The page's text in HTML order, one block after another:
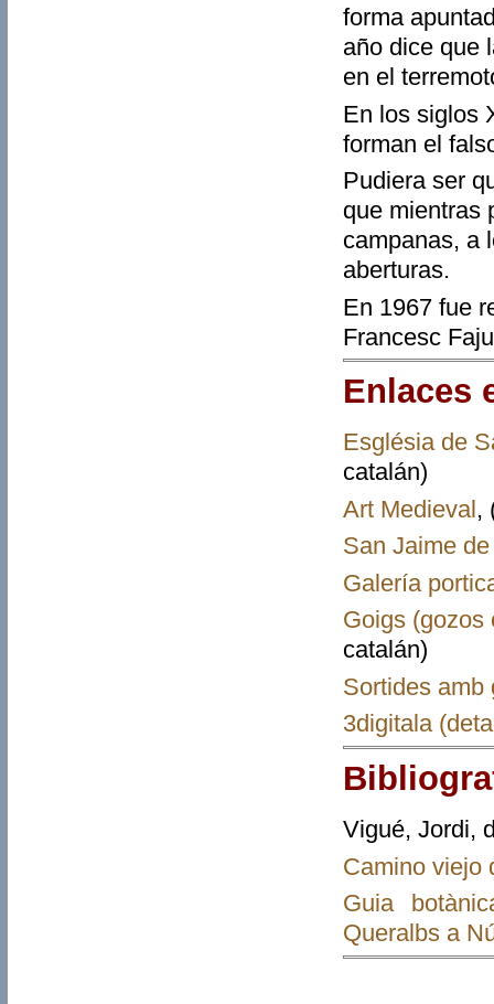
forma
año dice que
en el
En los siglos
forman el
Pudiera ser
que mientras
campanas, a
aberturas.
En 1967 fue
Francesc
Enlaces
Església de
catalán)
Art Medieval,
San Jaime
Galería
Goigs (gozos
catalán)
Sortides amb
3digitala
Vigué, Jordi,
Camino viejo
Guia
Queralbs a